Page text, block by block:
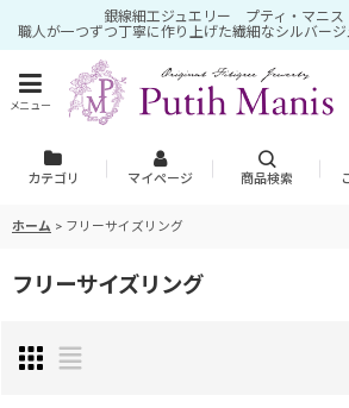
銀線細工ジュエリー プティ・マニ
職人が一つずつ丁寧に作り上げた繊細なシルバージ
メニュー
カテゴリ マイページ 商品検索
ホーム > フリーサイズリング
フリーサイズリング